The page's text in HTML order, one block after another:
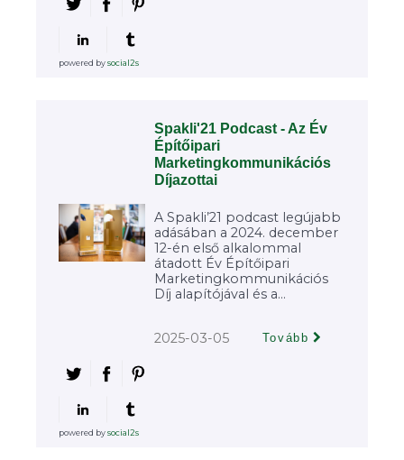
powered bysocial2s
Spakli'21 Podcast - Az Év
Építőipari
Marketingkommunikációs
Díjazottai
A Spakli’21 podcast legújabb
adásában a 2024. december
12-én első alkalommal
átadott Év Építőipari
Marketingkommunikációs
Díj alapítójával és a...
2025-03-05 Tovább
powered bysocial2s